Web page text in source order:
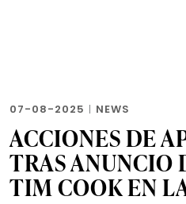
07-08-2025 | NEWS
ACCIONES DE
TRAS ANUNCIO
TIM COOK EN